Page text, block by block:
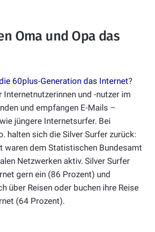
Oma und Opa das
60plus-Generation das Internet?
Internetnutzerinnen und -nutzer im
und empfangen E-Mails –
jüngere Internetsurfer. Bei
halten sich die Silver Surfer zurück:
waren dem Statistischen Bundesamt
Netzwerken aktiv. Silver Surfer
gern ein (86 Prozent) und
über Reisen oder buchen ihre Reise
(64 Prozent).